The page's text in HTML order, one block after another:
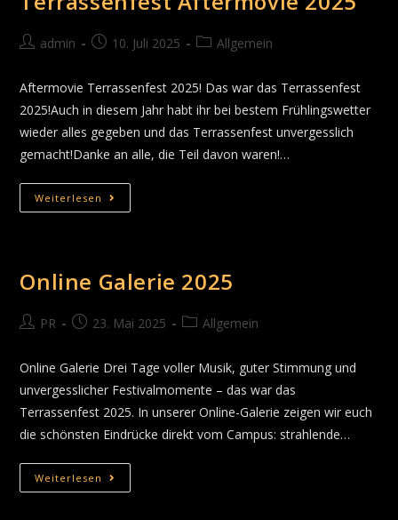
admin 10. Juli 2025 Allgemein
Aftermovie Terrassenfest 2025! Das war das Terrassenfest
2025!Auch in diesem Jahr habt ihr bei bestem Frühlingswetter
wieder alles gegeben und das Terrassenfest unvergesslich
gemacht!Danke an alle, die Teil davon waren!…
Weiterlesen
Online Galerie 2025
PR 23. Mai 2025 Allgemein
Online Galerie Drei Tage voller Musik, guter Stimmung und
unvergesslicher Festivalmomente – das war das
Terrassenfest 2025. In unserer Online-Galerie zeigen wir euch
die schönsten Eindrücke direkt vom Campus: strahlende…
Weiterlesen